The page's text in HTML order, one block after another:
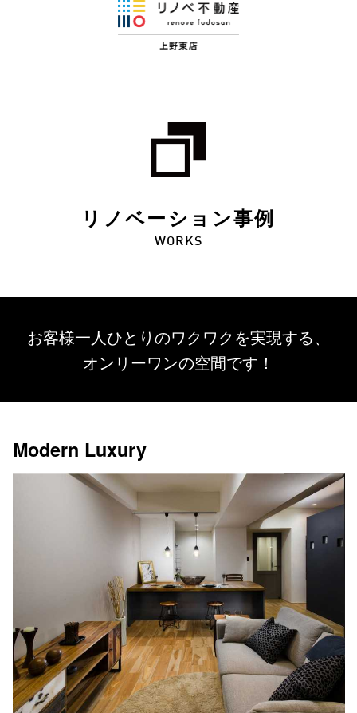
リノベーション事例
WORKS
お客様一人ひとりのワクワクを実現する、
オンリーワンの空間です！
Modern Luxury